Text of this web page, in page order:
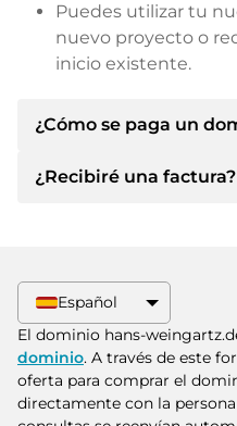
Puedes utilizar tu
nuevo proyecto o
inicio existente.
¿Cómo se paga un
Tras llegar a un
Paypal u otros métodos
Indique siempre el
número de factura al
¿Recibiré una factura?
superiores, también
compra adicional si lo
Español
El dominio hans-
dominio. A través de este
oferta para comprar el
directamente con la persona